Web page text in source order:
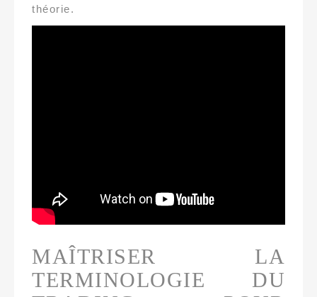
théorie.
MAÎTRISER LA
TERMINOLOGIE DU